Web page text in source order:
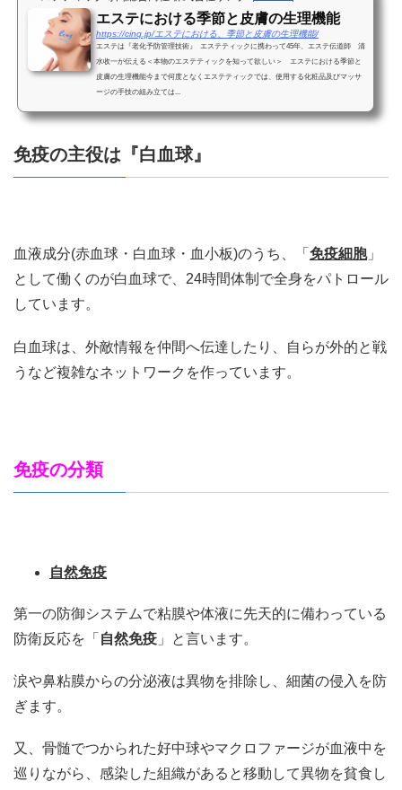
エステにおける季節と皮膚の生理機能
https://cinq.jp/エステにおける、季節と皮膚の生理機能/
エステは『老化予防管理技術』 エステティックに携わって45年、エステ伝道師 清
水收一が伝える＜本物のエステティックを知って欲しい＞ エステにおける季節と
皮膚の生理機能今まで何度となくエステティックでは、使用する化粧品及びマッサ
ージの手技の組み立ては...
免疫の主役は『白血球』
血液成分(赤血球・白血球・血小板)のうち、「 免疫細胞」
として働くのが白血球で、24時間体制で全身をパトロール
しています。
白血球は、外敵情報を仲間へ伝達したり、自らが外的と戦
うなど複雑なネットワークを作っています。
免疫の分類
自然免疫
第一の防御システムで粘膜や体液に先天的に備わっている
防衛反応を「 自然免疫 」と言います。
涙や鼻粘膜からの分泌液は異物を排除し、細菌の侵入を防
ぎます。
又、骨髄でつかられた好中球やマクロファージが血液中を
巡りながら、感染した組織があると移動して異物を貧食し